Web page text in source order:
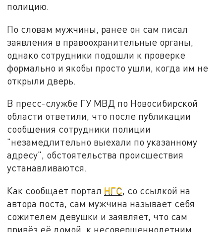
полицию.
По словам мужчины, ранее он сам писал
заявления в правоохранительные органы,
однако сотрудники подошли к проверке
формально и якобы просто ушли, когда им не
открыли дверь.
В пресс-службе ГУ МВД по Новосибирской
области ответили, что после публикации
сообщения сотрудники полиции
"незамедлительно выехали по указанному
адресу", обстоятельства происшествия
устанавливаются.
Как сообщает портал НГС, со ссылкой на
автора поста, сам мужчина называет себя
сожителем девушки и заявляет, что сам
привёз её домой, к несовершеннолетним